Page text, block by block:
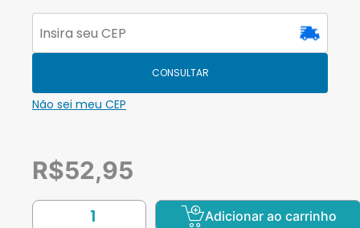
CONSULTAR
Não sei meu CEP
R$52,95
Adicionar ao carrinho